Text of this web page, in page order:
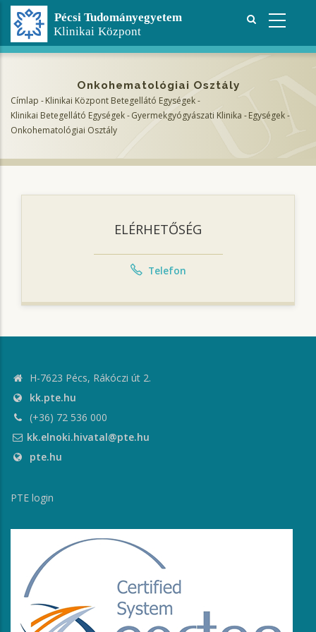
Ugrás
tartalomra
Onkohematológiai Osztály
Morzsa
Címlap -Klinikai Központ Betegellátó Egységek-
Klinikai Betegellátó Egységek-Gyermekgyógyászati Klinika -Egységek-
Onkohematológiai Osztály
ELÉRHETŐSÉG
Telefon
H-7623 Pécs, Rákóczi út 2.
kk.pte.hu
(+36) 72 536 000
kk.elnoki.hivatal@pte.hu
pte.hu
PTE login